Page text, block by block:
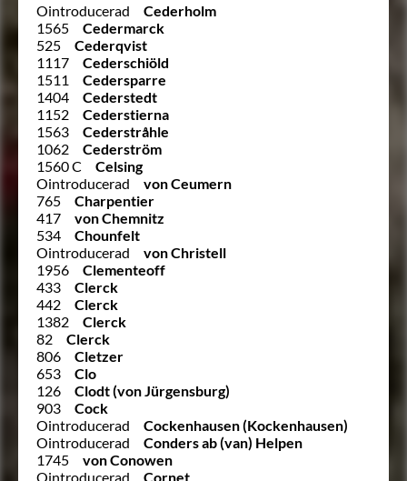
Ointroducerad
Cederholm
1565
Cedermarck
525
Cederqvist
1117
Cederschiöld
1511
Cedersparre
1404
Cederstedt
1152
Cederstierna
1563
Cederstråhle
1062
Cederström
1560 C
Celsing
Ointroducerad
von Ceumern
765
Charpentier
417
von Chemnitz
534
Chounfelt
Ointroducerad
von Christell
1956
Clementeoff
433
Clerck
442
Clerck
1382
Clerck
82
Clerck
806
Cletzer
653
Clo
126
Clodt (von Jürgensburg)
903
Cock
Ointroducerad
Cockenhausen (Kockenhausen)
Ointroducerad
Conders ab (van) Helpen
1745
von Conowen
Ointroducerad
Cornet